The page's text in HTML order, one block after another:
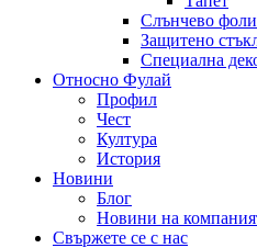
Слънчево
Защитено
Специална
Относно Фулай
Профил
Чест
Култура
История
Новини
Блог
Новини на
Свържете се с нас